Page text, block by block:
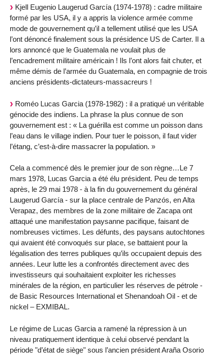
Kjell Eugenio Laugerud García (1974-1978) : cadre militaire
formé par les USA, il y a appris la violence armée comme
mode de gouvernement qu’il a tellement utilisé que les USA
l’ont dénoncé finalement sous la présidence US de Carter. Il a
lors annoncé que le Guatemala ne voulait plus de
l’encadrement militaire américain ! Ils l’ont alors fait chuter, et
même démis de l’armée du Guatemala, en compagnie de trois
anciens présidents-dictateurs-massacreurs !
Roméo Lucas Garcia (1978-1982) : il a pratiqué un véritable
génocide des indiens. La phrase la plus connue de son
gouvernement est : « La guérilla est comme un poisson dans
l’eau dans le village indien. Pour tuer le poisson, il faut vider
l’étang, c’est-à-dire massacrer la population. »
Cela a commencé dès le premier jour de son règne…Le 7
mars 1978, Lucas Garcia a été élu président. Peu de temps
après, le 29 mai 1978 - à la fin du gouvernement du général
Laugerud García - sur la place centrale de Panzós, en Alta
Verapaz, des membres de la zone militaire de Zacapa ont
attaqué une manifestation paysanne pacifique, faisant de
nombreuses victimes. Les défunts, des paysans autochtones
qui avaient été convoqués sur place, se battaient pour la
légalisation des terres publiques qu’ils occupaient depuis des
années. Leur lutte les a confrontés directement avec des
investisseurs qui souhaitaient exploiter les richesses
minérales de la région, en particulier les réserves de pétrole -
de Basic Resources International et Shenandoah Oil - et de
nickel – EXMIBAL.
Le régime de Lucas Garcia a ramené la répression à un
niveau pratiquement identique à celui observé pendant la
période "d’état de siège" sous l’ancien président Araña Osorio